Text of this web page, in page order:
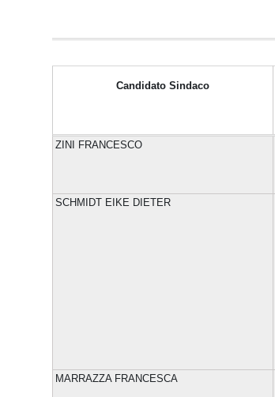
Candidato Sindaco
ZINI FRANCESCO
SCHMIDT EIKE DIETER
MARRAZZA FRANCESCA